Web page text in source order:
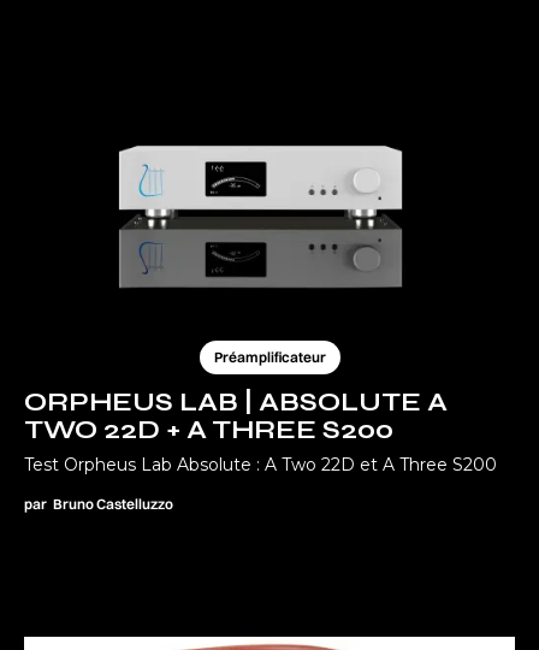
Préamplificateur
ORPHEUS LAB | ABSOLUTE A
TWO 22D + A THREE S200
Test Orpheus Lab Absolute : A Two 22D et A Three S200
par Bruno Castelluzzo